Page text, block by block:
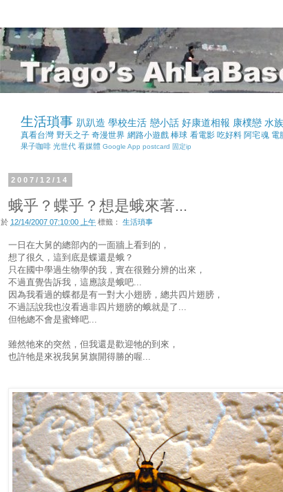
生活瑣事 趴趴造 學校生活 戀小話 好康道相報 康樸戀 水
真看台灣 野天之子 奇漫世界 網路小遊戲 棒球 看電影 吃好料 阿宅魂 電
果子咖啡 光世代 看媒體 Google App postcard 固定ip
2007/12/14
蛾乎？蝶乎？想是蛾來著...
於 12/14/2007 07:10:00 上午 標籤：生活瑣事
一日在大舅的總部內的一面牆上看到的，
想了很久，這到底是蝶還是蛾？
只在國中學過生物學的我，實在很難分辨的出來，
不過直覺告訴我，這應該是蛾吧...
因為我看過的蝶都是有一對大小翅膀，總共四片翅膀，
不過話說我也沒看過非四片翅膀的蛾就是了...
但牠總不會是蜜蜂吧...
雖然牠來的突然，但我還是歡迎牠的到來，
也許牠是來祝我舅舅旗開得勝的喔...